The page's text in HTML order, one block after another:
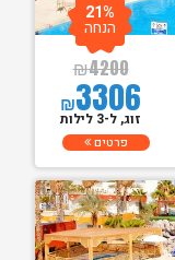
₪4200
₪3306
21%
הנחה
זוג, ל-3 לילות
פרטים